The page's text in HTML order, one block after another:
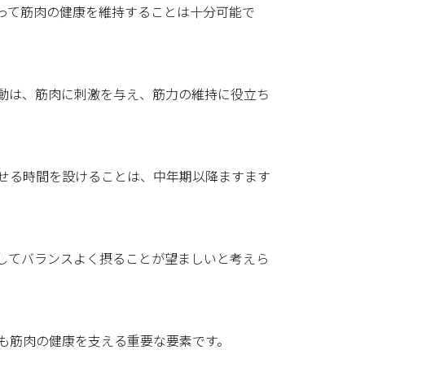
筋肉の健康を維持することは十分可能で
、筋肉に刺激を与え、筋力の維持に役立ち
る時間を設けることは、中年期以降ますます
バランスよく摂ることが望ましいと考えら
肉の健康を支える重要な要素です。